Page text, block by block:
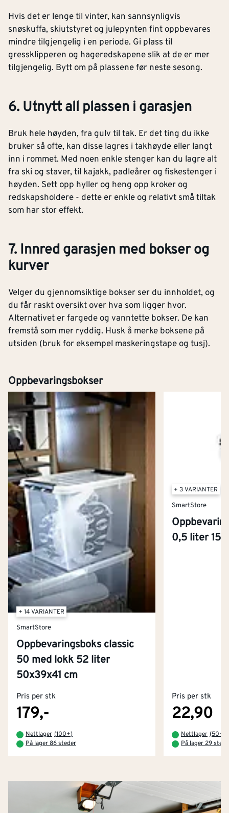
Hvis det er lenge til vinter, kan sannsynligvis
snøskuffa, skiutstyret og julepynten fint oppbevares
mindre tilgjengelig i en periode. Gi plass til
gressklipperen og hageredskapene slik at de er mer
tilgjengelig. Bytt om på plassene før neste sesong.
6. Utnytt all plassen i garasjen
Bruk hele høyden, fra gulv til tak. Er det ting du ikke
bruker så ofte, kan disse lagres i takhøyde eller langt
inn i rommet. Med noen enkle stenger kan du lagre alt
fra ski og staver, til kajakk, padleårer og fiskestenger i
høyden. Sett opp hyller og heng opp kroker og
redskapsholdere - dette er enkle og relativt små tiltak
som har stor effekt.
7. Innred garasjen med bokser og
kurver
Velger du gjennomsiktige bokser ser du innholdet, og
du får raskt oversikt over hva som ligger hvor.
Alternativet er fargede og vanntette bokser. De kan
fremstå som mer ryddig. Husk å merke boksene på
utsiden (bruk for eksempel maskeringstape og tusj).
Oppbevaringsbokser
+ 14 VARIANTER
SmartStore
Oppbevaringsboks classic
50 med lokk 52 liter
50x39x41 cm
Pris per stk
179,-
Nettlager (100+)
På lager 86 steder
+ 3 VARIANTER
SmartStore
0,5 liter
Pris per stk
22,90
Nettlager (50+
På lager 29